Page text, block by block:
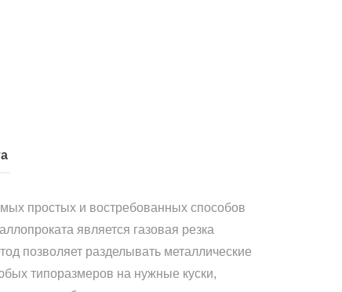
простых и востребованных способов
является газовая резка
позволяет разделывать металлические
типоразмеров на нужные куски,